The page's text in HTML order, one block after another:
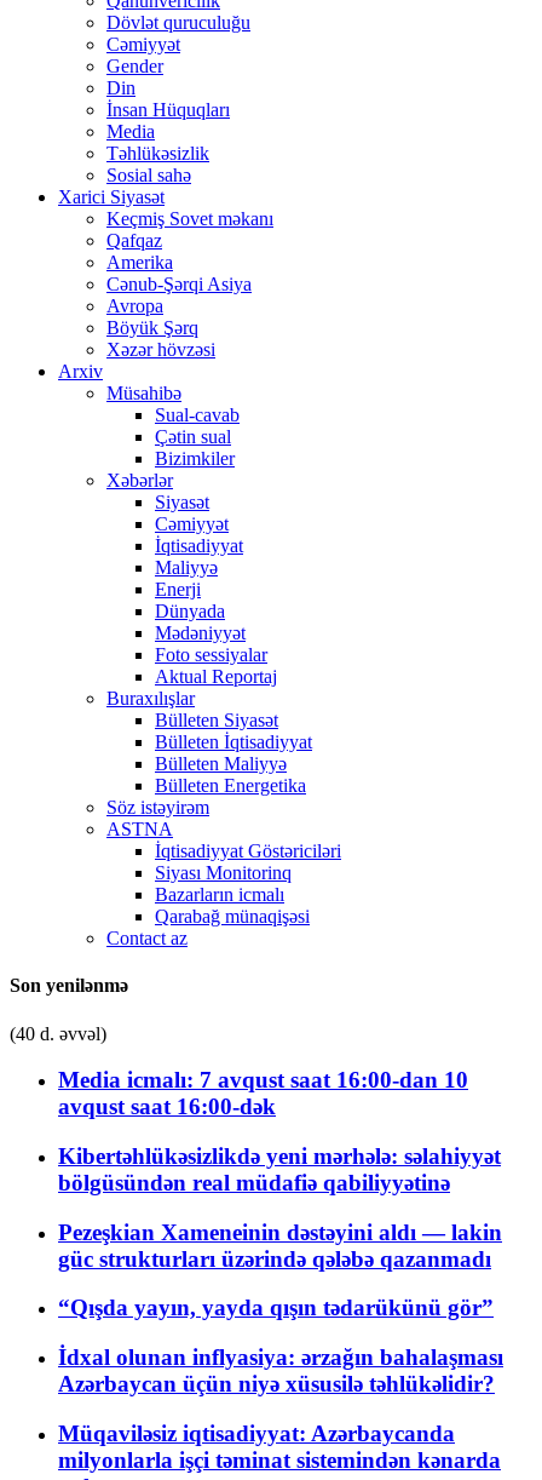
Dövlət quruculuğu
Cəmiyyət
Gender
Din
İnsan Hüquqları
Media
Təhlükəsizlik
Sosial sahə
Xarici Siyasət
Keçmiş Sovet məkanı
Qafqaz
Amerika
Cənub-Şərqi Asiya
Avropa
Böyük Şərq
Xəzər hövzəsi
Arxiv
Müsahibə
Sual-cavab
Çətin sual
Bizimkiler
Xəbərlər
Siyasət
Cəmiyyət
İqtisadiyyat
Maliyyə
Enerji
Dünyada
Mədəniyyət
Foto sessiyalar
Aktual Reportaj
Buraxılışlar
Bülleten Siyasət
Bülleten İqtisadiyyat
Bülleten Maliyyə
Bülleten Energetika
Söz istəyirəm
ASTNA
İqtisadiyyat Göstəriciləri
Siyası Monitorinq
Bazarların icmalı
Qarabağ münaqişəsi
Contact az
Son yenilənmə
(40 d. əvvəl)
Media icmalı: 7 avqust saat 16:00-dan 10
avqust saat 16:00-dək
Kibertəhlükəsizlikdə yeni mərhələ: səlahiyyət
bölgüsündən real müdafiə qabiliyyətinə
Pezeşkian Xameneinin dəstəyini aldı — lakin
güc strukturları üzərində qələbə qazanmadı
“Qışda yayın, yayda qışın tədarükünü gör”
İdxal olunan inflyasiya: ərzağın bahalaşması
Azərbaycan üçün niyə xüsusilə təhlükəlidir?
Müqaviləsiz iqtisadiyyat: Azərbaycanda
milyonlarla işçi təminat sistemindən kənarda